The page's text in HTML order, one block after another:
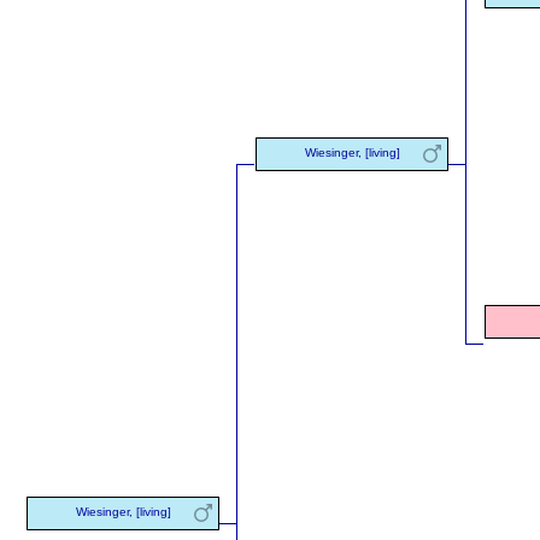
Wiesinger, [living]
Wiesinger, [living]